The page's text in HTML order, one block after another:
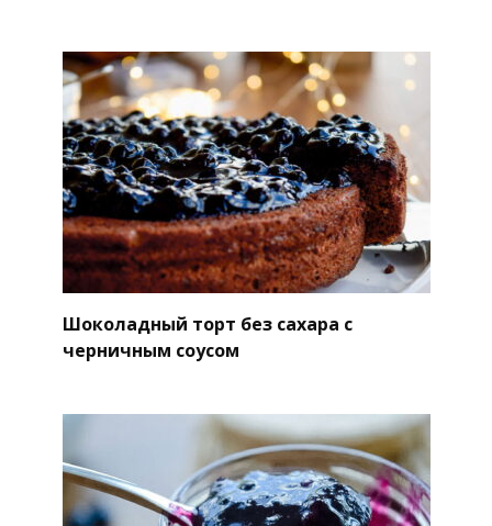
Шоколадный торт без сахара с
черничным соусом